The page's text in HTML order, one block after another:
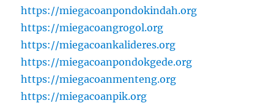
https://miegacoanpondokindah.org
https://miegacoangrogol.org
https://miegacoankalideres.org
https://miegacoanpondokgede.org
https://miegacoanmenteng.org
https://miegacoanpik.org